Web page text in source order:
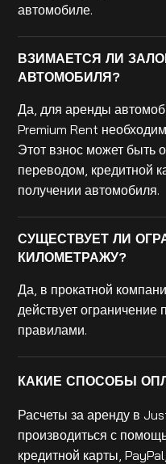
автомобиле.
ВЗИМАЕТСЯ ЛИ
АВТОМОБИЛЯ?
Да, для аренды
Premium Rent
Этот взнос может быть
переводом, кредитной
получении автомобиля.
СУЩЕСТВУЕТ ЛИ
КИЛОМЕТРАЖУ?
Да, в прокатной
действует ограничение
правилами.
КАКИЕ СПОСОБЫ
Расчеты за аренду в
производиться с
кредитной карты,